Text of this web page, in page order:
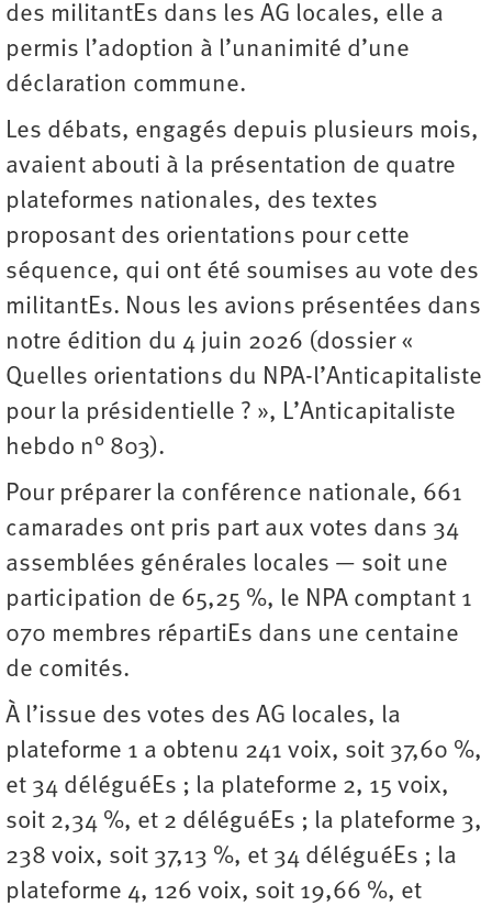
des militantEs dans les AG locales, elle a
permis l’adoption à l’unanimité d’une
déclaration commune.
Les débats, engagés depuis plusieurs mois,
avaient abouti à la présentation de quatre
plateformes nationales, des textes
proposant des orientations pour cette
séquence, qui ont été soumises au vote des
militantEs. Nous les avions présentées dans
notre édition du 4 juin 2026 (dossier «
Quelles orientations du NPA-l’Anticapitaliste
pour la présidentielle ? », L’Anticapitaliste
hebdo n° 803).
Pour préparer la conférence nationale, 661
camarades ont pris part aux votes dans 34
assemblées générales locales — soit une
participation de 65,25 %, le NPA comptant 1
070 membres répartiEs dans une centaine
de comités.
À l’issue des votes des AG locales, la
plateforme 1 a obtenu 241 voix, soit 37,60 %,
et 34 déléguéEs ; la plateforme 2, 15 voix,
soit 2,34 %, et 2 déléguéEs ; la plateforme 3,
238 voix, soit 37,13 %, et 34 déléguéEs ; la
plateforme 4, 126 voix, soit 19,66 %, et